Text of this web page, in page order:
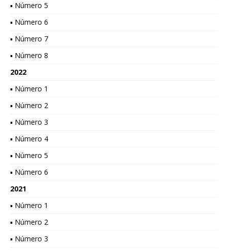
▪ Número 5
▪ Número 6
▪ Número 7
▪ Número 8
2022
▪ Número 1
▪ Número 2
▪ Número 3
▪ Número 4
▪ Número 5
▪ Número 6
2021
▪ Número 1
▪ Número 2
▪ Número 3